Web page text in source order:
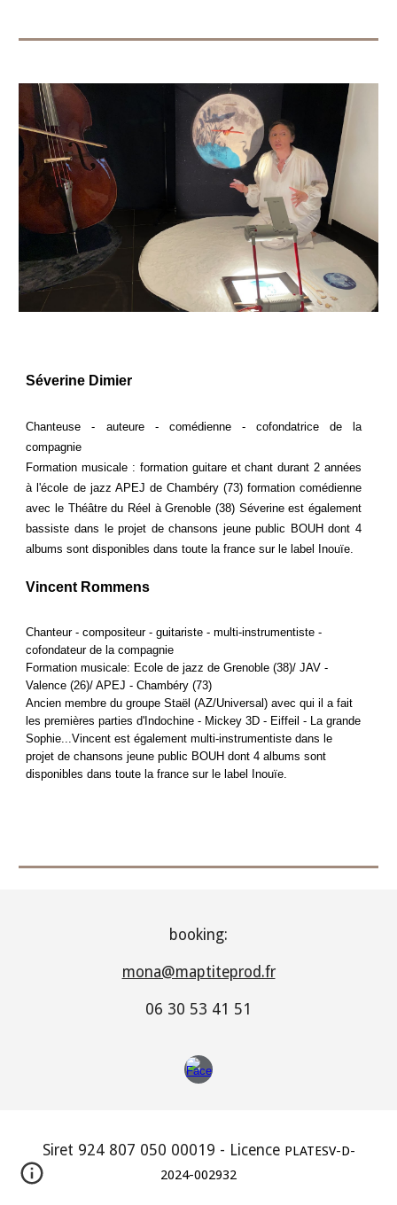
Séverine Dimier
Chanteuse - auteure - comédienne - cofondatrice de la
compagnie
Formation musicale : formation guitare et chant durant 2 années
à l'école de jazz APEJ de Chambéry (73) formation comédienne
avec le Théâtre du Réel à Grenoble (38) Séverine est également
bassiste dans le projet de chansons jeune public BOUH dont 4
albums sont disponibles dans toute la france sur le label Inouïe.
Vincent Rommens
Chanteur - compositeur - guitariste - multi-instrumentiste -
cofondateur de la compagnie
Formation musicale: Ecole de jazz de Grenoble (38)/ JAV -
Valence (26)/ APEJ - Chambéry (73)
Ancien membre du groupe Staël (AZ/Universal) avec qui il a fait
les premières parties d'Indochine - Mickey 3D - Eiffeil - La grande
Sophie...Vincent est également multi-instrumentiste dans le
projet de chansons jeune public BOUH dont 4 albums sont
disponibles dans toute la france sur le label Inouïe.
booking:
mona@maptiteprod.fr
06 30 53 41 51
Siret 924 807 050 00019 - Licence PLATESV-D-
2024-002932